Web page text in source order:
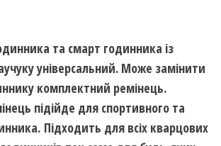
та смарт годинника із
універсальний. Може замінити
комплектний ремінець.
підійде для спортивного та
Підходить для всіх кварцових